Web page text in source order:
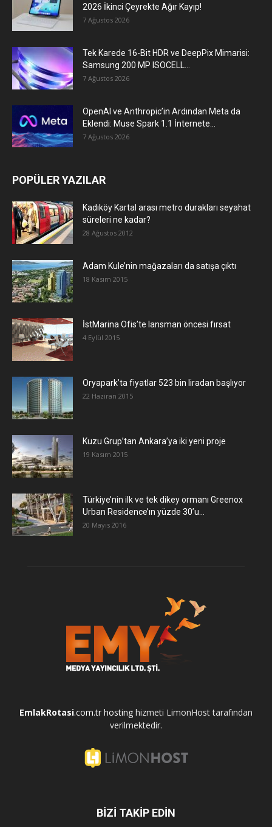
2026 İkinci Çeyrekte Ağır Kayıp!
7 Ağustos 2026
Tek Karede 16-Bit HDR ve DeepPix Mimarisi:
Samsung 200 MP ISOCELL...
7 Ağustos 2026
OpenAI ve Anthropic’in Ardından Meta da
Eklendi: Muse Spark 1.1 İnternete...
7 Ağustos 2026
POPÜLER YAZILAR
Kadıköy Kartal arası metro durakları seyahat
süreleri ne kadar?
28 Ağustos 2012
Adam Kule’nin mağazaları da satışa çıktı
18 Kasım 2015
İstMarina Ofis’te lansman öncesi fırsat
4 Eylül 2015
Oryapark’ta fiyatlar 523 bin liradan başlıyor
22 Haziran 2015
​Kuzu Grup’tan Ankara’ya iki yeni proje
19 Kasım 2015
Türkiye’nin ilk ve tek dikey ormanı Greenox
Urban Residence’ın yüzde 30’u...
20 Mayıs 2016
EmlakRotasi.com.tr hosting hizmeti LimonHost tarafından
verilmektedir.
BİZİ TAKİP EDİN